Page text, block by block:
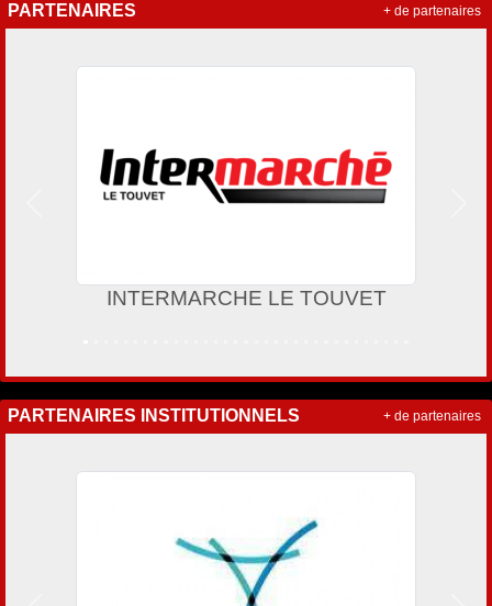
PARTENAIRES
INTERMARCHE LE TOUVET
+ de partenaires
PARTENAIRES INSTITUTIONNELS + de partenaires